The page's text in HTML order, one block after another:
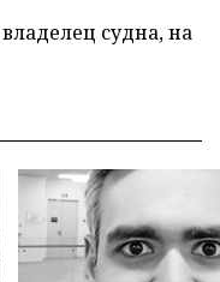
владелец судна, на